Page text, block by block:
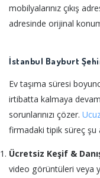
mobilyalarınız çıkış
adresinde orijinal
İstanbul Bayburt
Ev taşıma süresi
irtibatta kalmaya
sorunlarınızı çözer.
firmadaki tipik süreç şu
Ücretsiz Keşif &
video görüntüleri veya